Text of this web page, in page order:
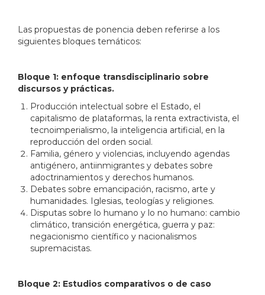
Las propuestas de ponencia deben referirse a los
siguientes bloques temáticos:
Bloque 1: enfoque transdisciplinario sobre
discursos y prácticas.
Producción intelectual sobre el Estado, el
capitalismo de plataformas, la renta extractivista, el
tecnoimperialismo, la inteligencia artificial, en la
reproducción del orden social.
Familia, género y violencias, incluyendo agendas
antigénero, antiinmigrantes y debates sobre
adoctrinamientos y derechos humanos.
Debates sobre emancipación, racismo, arte y
humanidades. Iglesias, teologías y religiones.
Disputas sobre lo humano y lo no humano: cambio
climático, transición energética, guerra y paz:
negacionismo científico y nacionalismos
supremacistas.
Bloque 2: Estudios comparativos o de caso